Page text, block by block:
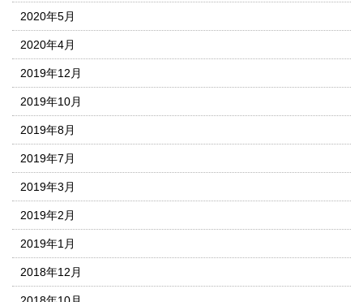
2020年5月
2020年4月
2019年12月
2019年10月
2019年8月
2019年7月
2019年3月
2019年2月
2019年1月
2018年12月